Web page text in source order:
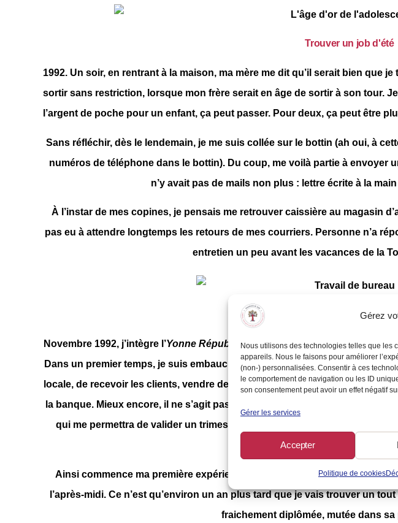
Gérez
Nous utilisons des technologies telles que les
appareils. Nous le faisons pour améliorer
(non-) personnalisées. Consentir à ces
le comportement de navigation ou les ID
son consentement peut avoir un effet négatif
Gérer les services
Accepter
Politique de cookies
Trouver un job d'été
1992. Un soir, en rentrant à la maison, ma mère me dit qu’il serait bien que
sortir sans restriction, lorsque mon frère serait en âge de sortir à son tour.
l’argent de poche pour un enfant, ça peut passer. Pour deux, ça peut être
Sans réfléchir, dès le lendemain, je me suis collée sur le bottin (ah oui, à
numéros de téléphone dans le bottin). Du coup, me voilà partie à envoyer
n’y avait pas de mails non plus : lettre écrite à la
À l’instar de mes copines, je pensais me retrouver caissière au magasin
pas eu à attendre longtemps les retours de mes courriers. Personne n’a
entretien un peu avant les vacances de la
Une chance inouïe
Novembre 1992, j’intègre l’Yonne Républicaine, journal local de ma
Dans un premier temps, je suis embauchée au titre d’hôtesse commerciale
locale, de recevoir les clients, vendre des espaces publicitaires et des avis
la banque. Mieux encore, il ne s’agit pas d’un job ponctuel. Je suis prise
qui me permettra de valider un trimestre de retraite par an pendant toute
voyage en
Ainsi commence ma première expérience professionnelle. À chaque
l’après-midi. Ce n’est qu’environ un an plus tard que je vais trouver un
fraichement diplômée, mutée dans sa